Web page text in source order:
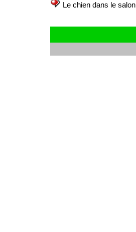
Le chien dans le salon